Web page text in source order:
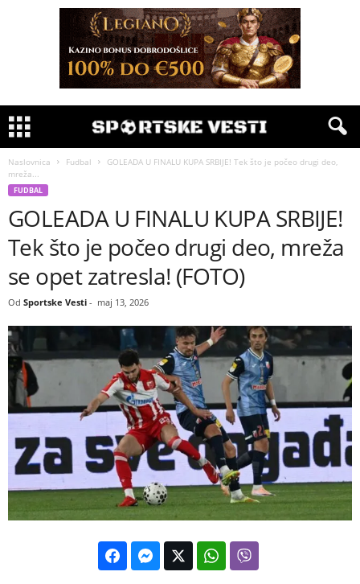
Naslovnica Fudbal
GOLEADA U FINALU KUPA SRBIJE! Tek što je počeo drugi deo,
mreža...
FUDBAL
GOLEADA U FINALU KUPA SRBIJE!
Tek što je počeo drugi deo, mreža
se opet zatresla! (FOTO)
Od Sportske Vesti - maj 13, 2026